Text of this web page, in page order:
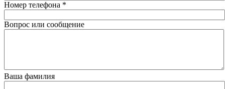
Номер телефона *
Вопрос или сообщение
Ваша фамилия